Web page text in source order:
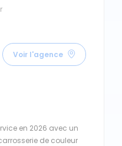
Voir l'agence
en 2026 avec un
de couleur